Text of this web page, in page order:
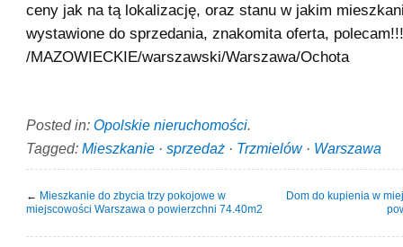
ceny jak na tą lokalizację, oraz stanu w jakim
wystawione do sprzedania, znakomita oferta, polecam!!!
/MAZOWIECKIE/warszawski/Warszawa/Ochota
Posted in: Opolskie nieruchomości.
Tagged: Mieszkanie · sprzedaż · Trzmielów· Warszawa
← Mieszkanie do zbycia trzy pokojowe w
miejscowości Warszawa o powierzchni 74.40m2
Dom do kupienia w